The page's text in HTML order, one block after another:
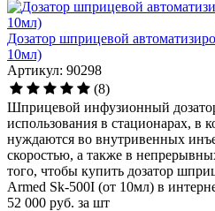
Дозатор шприцевой
10мл)
Артикул: 90298
(8)
Шприцевой инфузионный
использования в стационарах, в
нуждаются во внутривенных
скоростью, а также в
того, чтобы купить дозатор
Armed Sk-500I (от 10мл) в
52 000 руб. за шт